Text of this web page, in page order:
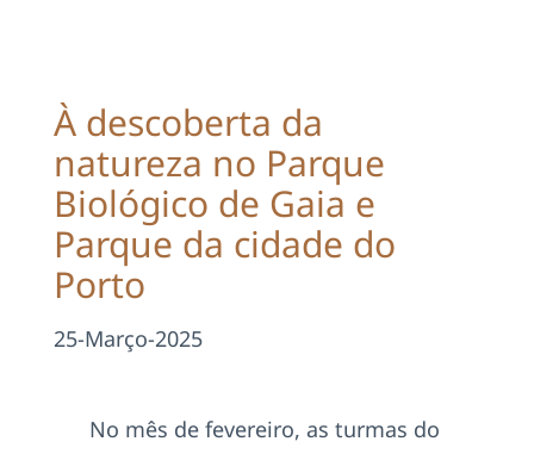
Área Reservada
Pesquisar
À descoberta da
natureza no Parque
Biológico de Gaia e
Parque da cidade do
Porto
25-Março-2025
No mês de fevereiro, as turmas do